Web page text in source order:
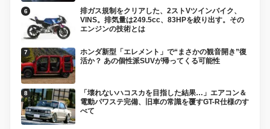
排ガス規制をクリアした、2ストVツインバイク、
VINS。排気量は249.5cc、83HPを絞り出す。その
エンジンの技術とは
ホンダ新型「エレメント」で“まさかの観音開き”復
活か？ あの個性派SUVが帰ってくる可能性
「壊れないハコスカを目指した結果…」エアコン＆
電動パワステ完備、旧車の常識を覆すGT-R仕様のす
べて